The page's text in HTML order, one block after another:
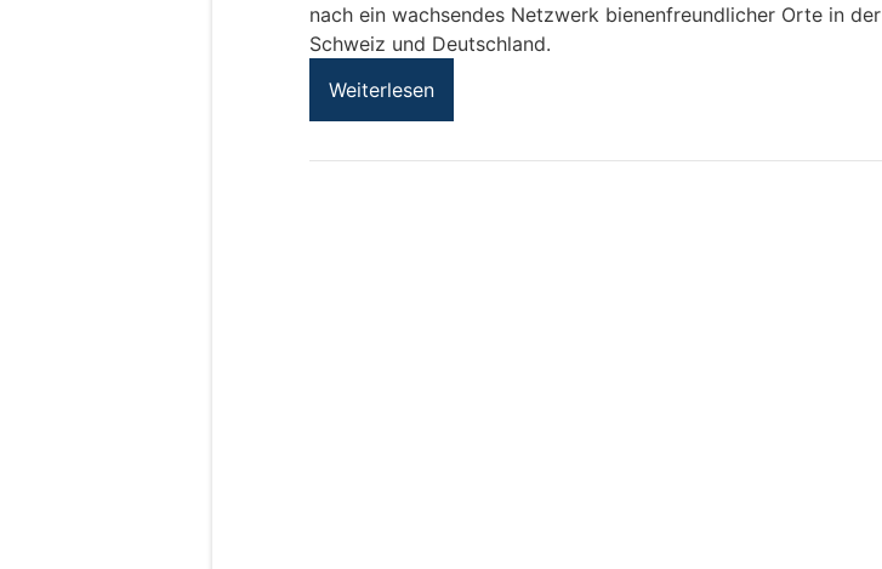
nach ein wachsendes Netzwerk bienenfreundlicher Orte in der
Schweiz und Deutschland.
Weiterlesen